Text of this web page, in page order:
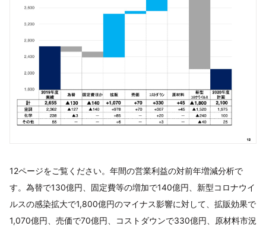
12ページをご覧ください。年間の営業利益の対前年増減分析で
す。為替で130億円、固定費等の増加で140億円、新型コロナウイ
ルスの感染拡大で1,800億円のマイナス影響に対して、拡販効果で
1,070億円、売価で70億円、コストダウンで330億円、原材料市況